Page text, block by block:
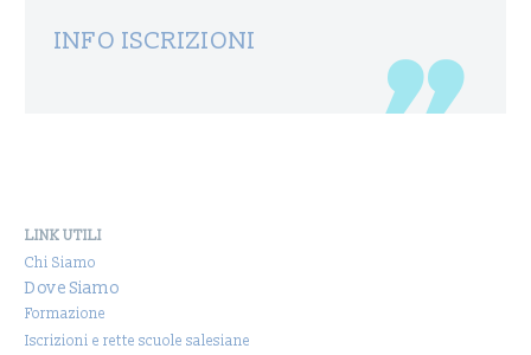
INFO ISCRIZIONI
LINK UTILI
Chi Siamo
Dove Siamo
Formazione
Iscrizioni e rette scuole salesiane